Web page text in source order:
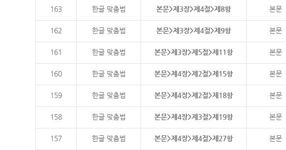
163 한글 맞춤법 본문>제3장>제4절>제8항 본문
162 한글 맞춤법 본문>제3장>제4절>제9항 본문
161 한글 맞춤법 본문>제3장>제5절>제11항 본문
160 한글 맞춤법 본문>제4장>제2절>제15항 본문
159 한글 맞춤법 본문>제4장>제2절>제18항 본문
158 한글 맞춤법 본문>제4장>제3절>제19항 본문
157 한글 맞춤법 본문>제4장>제4절>제27항 본문